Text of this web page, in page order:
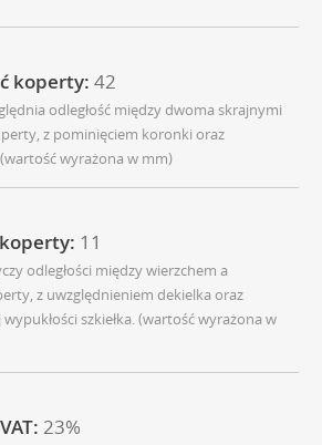
koperty: 42
odległość między dwoma skrajnymi
z pominięciem koronki oraz
wyrażona w mm)
11
odległości między wierzchem a
z uwzględnieniem dekielka oraz
szkiełka. (wartość wyrażona w
23%